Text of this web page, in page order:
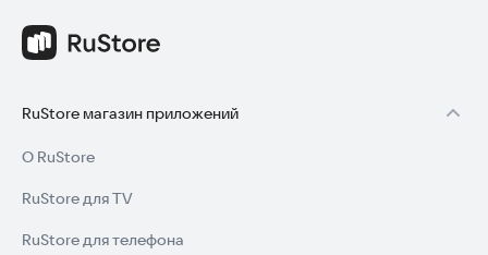
RuStore магазин приложений
О RuStore
RuStore для TV
RuStore для телефона